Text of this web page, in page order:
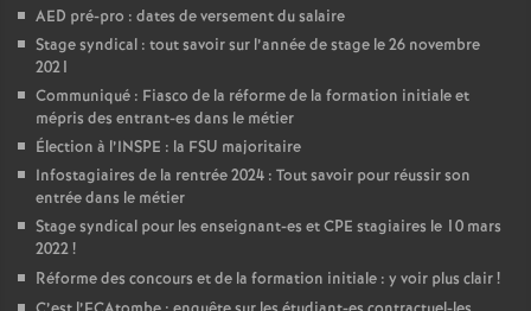
AED pré-pro : dates de versement du salaire
Stage syndical : tout savoir sur l’année de stage le 26 novembre
2021
Communiqué : Fiasco de la réforme de la formation initiale et
mépris des entrant-es dans le métier
Élection à l’INSPE : la FSU majoritaire
Infostagiaires de la rentrée 2024 : Tout savoir pour réussir son
entrée dans le métier
Stage syndical pour les enseignant-es etCPE stagiaires le 10 mars
2022!
Réforme des concours et de la formation initiale : y voir plus clair!